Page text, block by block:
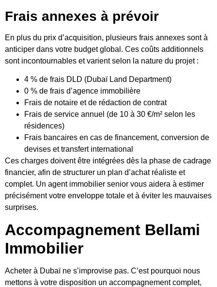
Frais annexes à prévoir
En plus du prix d’acquisition, plusieurs frais annexes sont à
anticiper dans votre budget global. Ces coûts additionnels
sont incontournables et varient selon la nature du projet :
4 % de frais DLD (Dubaï Land Department)
0 % de frais d’agence immobilière
Frais de notaire et de rédaction de contrat
Frais de service annuel (de 10 à 30 €/m² selon les
résidences)
Frais bancaires en cas de financement, conversion de
devises et transfert international
Ces charges doivent être intégrées dès la phase de cadrage
financier, afin de structurer un plan d’achat réaliste et
complet. Un agent immobilier senior vous aidera à estimer
précisément votre enveloppe totale et à éviter les mauvaises
surprises.
Accompagnement Bellami
Immobilier
Acheter à Dubaï ne s’improvise pas. C’est pourquoi nous
mettons à votre disposition un accompagnement complet,